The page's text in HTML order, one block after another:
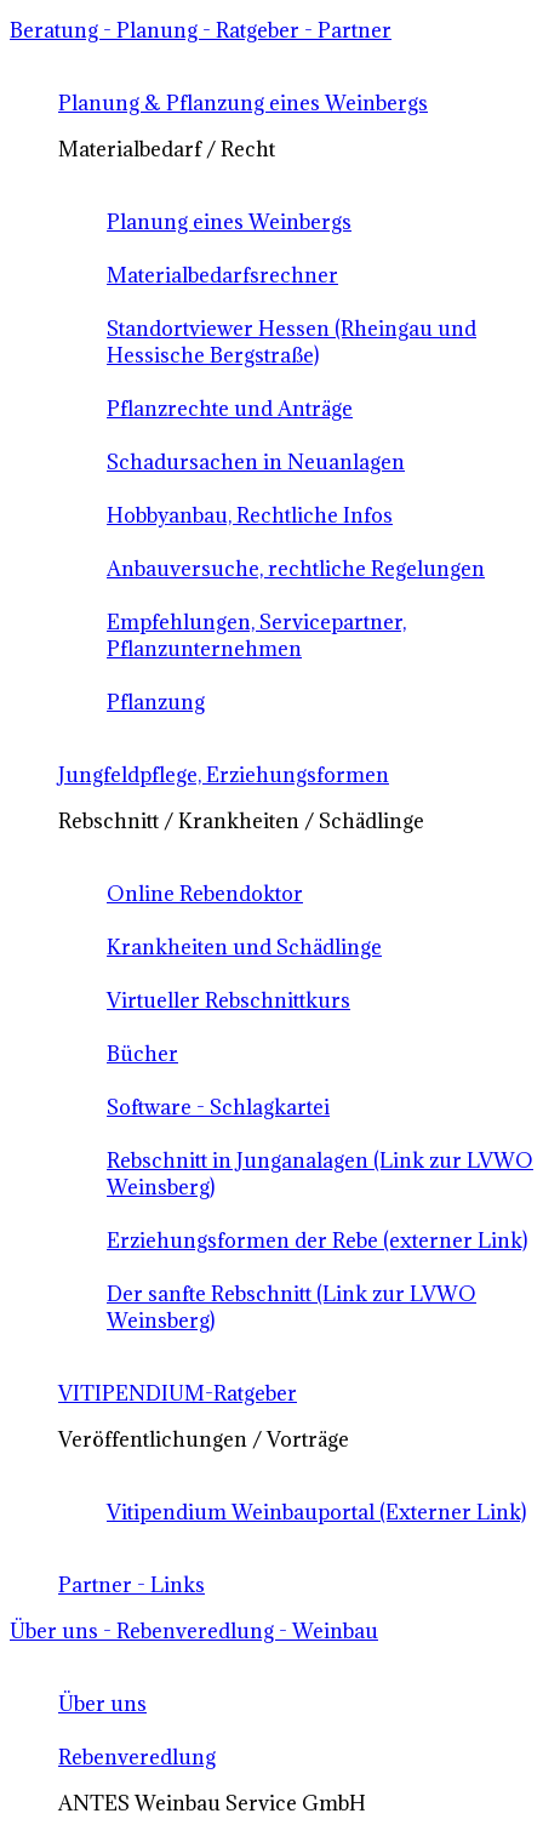
Beratung - Planung - Ratgeber - Partner
Planung & Pflanzung eines Weinbergs
Materialbedarf / Recht
Planung eines Weinbergs
Materialbedarfsrechner
Standortviewer Hessen (Rheingau und
Hessische Bergstraße)
Pflanzrechte und Anträge
Schadursachen in Neuanlagen
Hobbyanbau, Rechtliche Infos
Anbauversuche, rechtliche Regelungen
Empfehlungen, Servicepartner,
Pflanzunternehmen
Pflanzung
Jungfeldpflege, Erziehungsformen
Rebschnitt / Krankheiten / Schädlinge
Online Rebendoktor
Krankheiten und Schädlinge
Virtueller Rebschnittkurs
Bücher
Software - Schlagkartei
Rebschnitt in Junganalagen (Link zur LVWO
Weinsberg)
Erziehungsformen der Rebe (externer Link)
Der sanfte Rebschnitt (Link zur LVWO
Weinsberg)
VITIPENDIUM-Ratgeber
Veröffentlichungen / Vorträge
Vitipendium Weinbauportal (Externer Link)
Partner - Links
Über uns - Rebenveredlung - Weinbau
Über uns
Rebenveredlung
ANTES Weinbau Service GmbH